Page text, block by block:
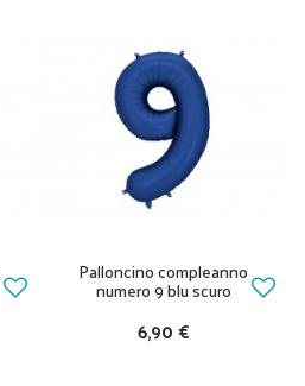
Palloncino compleanno
numero 9 blu scuro
6,90 €